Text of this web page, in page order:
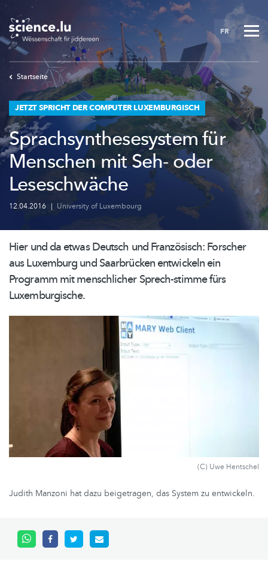
Skip
main
content
FR
Startseite
JETZT SPRICHT DER COMPUTER LUXEMBURGISCH
Sprachsynthesesystem für
Menschen mit Seh- oder
Leseschwäche
12.04.2016 | University of Luxembourg
Hier und da etwas Deutsch und Französisch: Forscher
aus Luxemburg und Saarbrücken entwickeln ein
Programm mit menschlicher Sprech-stimme fürs
Luxemburgische.
(C) Uwe Hentschel
Judith Manzoni hat dazu beigetragen, das System zu entwickeln.